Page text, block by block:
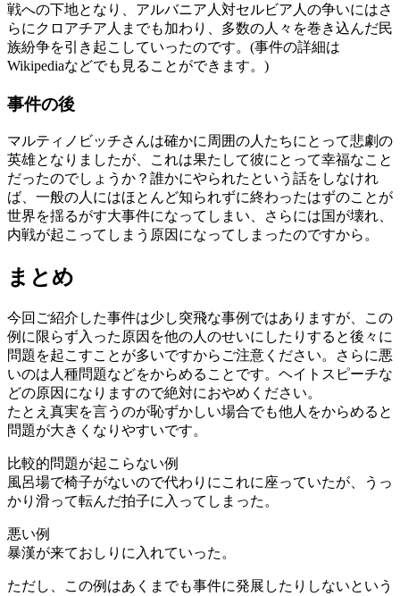
戦への下地となり、アルバニア人対セルビア人の争いにはさ
らにクロアチア人までも加わり、多数の人々を巻き込んだ民
族紛争を引き起こしていったのです。(事件の詳細は
Wikipediaなどでも見ることができます。)
事件の後
マルティノビッチさんは確かに周囲の人たちにとって悲劇の
英雄となりましたが、これは果たして彼にとって幸福なこと
だったのでしょうか？誰かにやられたという話をしなけれ
ば、一般の人にはほとんど知られずに終わったはずのことが
世界を揺るがす大事件になってしまい、さらには国が壊れ、
内戦が起こってしまう原因になってしまったのですから。
まとめ
今回ご紹介した事件は少し突飛な事例ではありますが、この
例に限らず入った原因を他の人のせいにしたりすると後々に
問題を起こすことが多いですからご注意ください。さらに悪
いのは人種問題などをからめることです。ヘイトスピーチな
どの原因になりますので絶対におやめください。
たとえ真実を言うのが恥ずかしい場合でも他人をからめると
問題が大きくなりやすいです。
比較的問題が起こらない例
風呂場で椅子がないので代わりにこれに座っていたが、うっ
かり滑って転んだ拍子に入ってしまった。
悪い例
暴漢が来ておしりに入れていった。
ただし、この例はあくまでも事件に発展したりしないという